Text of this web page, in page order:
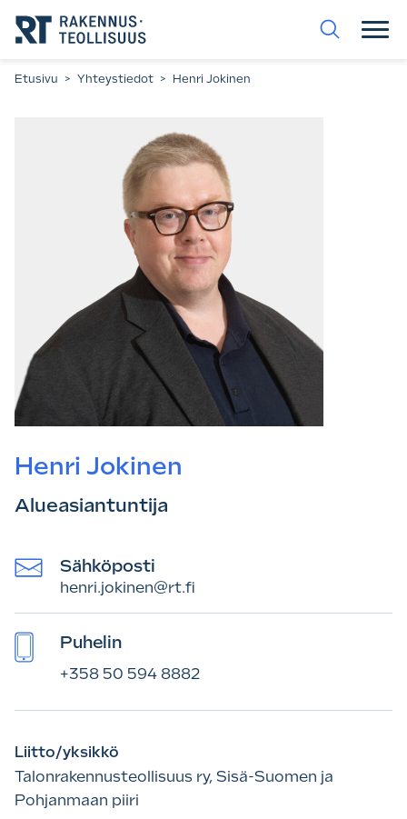
suoraan
sisältöön.
Etusivu > Yhteystiedot > Henri Jokinen
Henri Jokinen
Alueasiantuntija
Sähköposti
henri.jokinen@rt.fi
Puhelin
+358 50 594 8882
Liitto/yksikkö
Talonrakennusteollisuus ry, Sisä-Suomen ja
Pohjanmaan piiri